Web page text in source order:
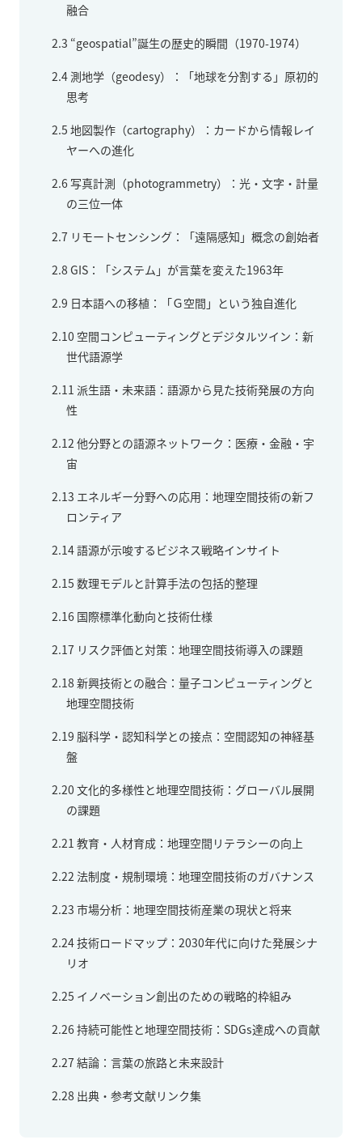
融合
2.3 “geospatial”誕生の歴史的瞬間（1970-1974）
2.4測地学（geodesy）：「地球を分割する」原初的
思考
2.5 地図製作（cartography）：カードから情報レイ
ヤーへの進化
2.6写真計測（photogrammetry）：光・文字・計量
の三位一体
2.7 リモートセンシング：「遠隔感知」概念の創始者
2.8 GIS：「システム」が言葉を変えた1963年
2.9 日本語への移植：「Ｇ空間」という独自進化
2.10 空間コンピューティングとデジタルツイン：新
世代語源学
2.11 派生語・未来語：語源から見た技術発展の方向
性
2.12 他分野との語源ネットワーク：医療・金融・宇
宙
2.13 エネルギー分野への応用：地理空間技術の新フ
ロンティア
2.14語源が示唆するビジネス戦略インサイト
2.15 数理モデルと計算手法の包括的整理
2.16 国際標準化動向と技術仕様
2.17 リスク評価と対策：地理空間技術導入の課題
2.18 新興技術との融合：量子コンピューティングと
地理空間技術
2.19 脳科学・認知科学との接点：空間認知の神経基
盤
2.20 文化的多様性と地理空間技術：グローバル展開
の課題
2.21 教育・人材育成：地理空間リテラシーの向上
2.22 法制度・規制環境：地理空間技術のガバナンス
2.23 市場分析：地理空間技術産業の現状と将来
2.24技術ロードマップ：2030年代に向けた発展シナ
リオ
2.25 イノベーション創出のための戦略的枠組み
2.26持続可能性と地理空間技術：SDGs達成への貢献
2.27 結論：言葉の旅路と未来設計
2.28 出典・参考文献リンク集